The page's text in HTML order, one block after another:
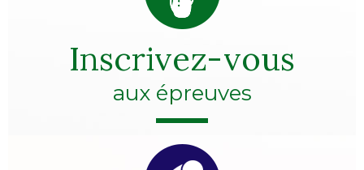
Inscrivez-vous
aux épreuves